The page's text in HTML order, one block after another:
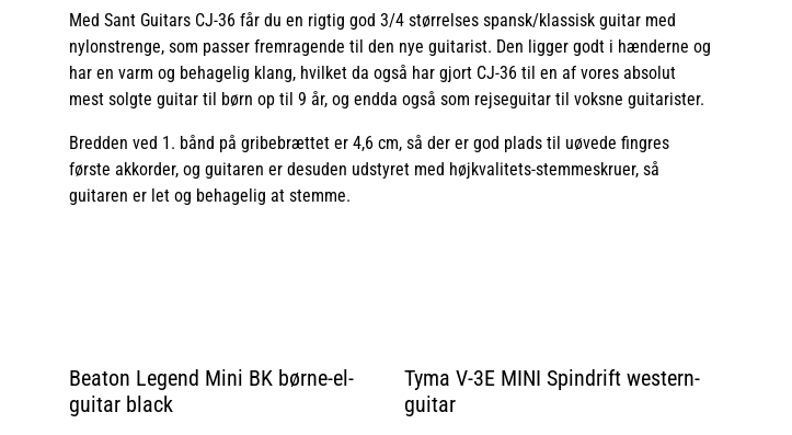
Med Sant Guitars CJ-36 får du en rigtig god 3/4 størrelses spansk/klassisk guitar med
nylonstrenge, som passer fremragende til den nye guitarist. Den ligger godt i hænderne og
har en varm og behagelig klang, hvilket da også har gjort CJ-36 til en af vores absolut
mest solgte guitar til børn op til 9 år, og endda også som rejseguitar til voksne guitarister.
Bredden ved 1. bånd på gribebrættet er 4,6 cm, så der er god plads til uøvede fingres
første akkorder, og guitaren er desuden udstyret med højkvalitets-stemmeskruer, så
guitaren er let og behagelig at stemme.
Beaton Legend Mini BK børne-el-
guitar black
Tyma V-3E MINI Spindrift western-
guitar